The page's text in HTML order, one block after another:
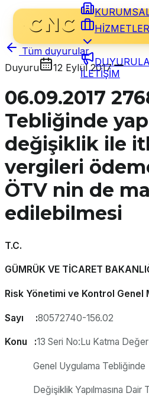
İLETİŞİM
Tüm duyurular
Duyuru
12 Eylül 2017
06.09.2017
Tebliğinde
değişiklik ile
vergileri
ÖTV nin de
edilebilmesi
T.C.
GÜMRÜK VE TİCARET
Risk Yönetimi ve Kontrol Genel
Sayı :80572740-156.02
Konu :13 Seri No:Lu Katma
Genel Uygulama Tebliğinde
Değişiklik Yapılmasına Dair